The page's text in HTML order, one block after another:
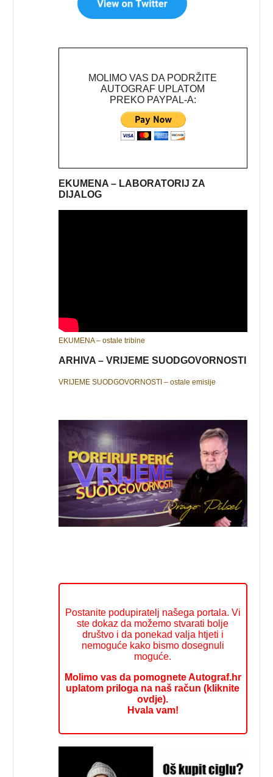
MOLIMO VAS DA PODRŽITE
AUTOGRAF UPLATOM
PREKO PAYPAL-A:
EKUMENA – LABORATORIJ ZA
DIJALOG
EKUMENA – ostale tribine
ARHIVA – VRIJEME SUODGOVORNOSTI
VRIJEME SUODGOVORNOSTI – ostale emisije
Postanite podupiratelj našega portala. Vi
ste dokaz da možemo stvarati bolje
društvo i da ponekad valja htjeti i
nemoguće kako bismo dosegnuli
moguće.
Molimo vas da pomognete Autograf.hr
uplatom priloga na naš račun (kliknite
ovdje).
Hvala vam!